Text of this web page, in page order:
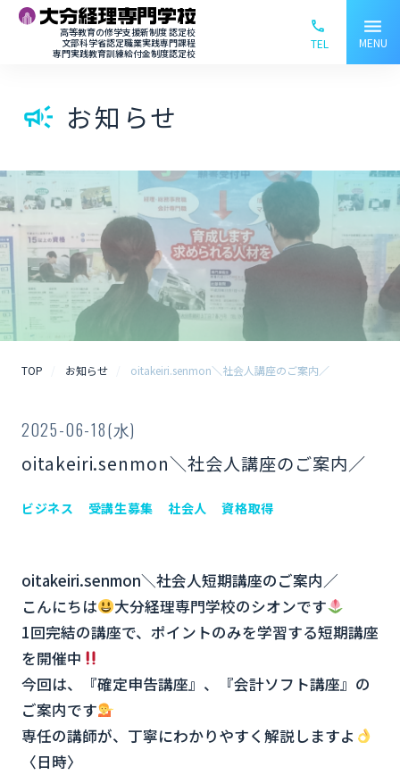
高等教育の修学支援新制度 認定校
文部科学省認定職業実践専門課程
専門実践教育訓練給付金制度認定校
TEL
menu
MENU
campaign お知らせ
TOP お知らせ oitakeiri.senmon＼社会人講座のご案内／
2025-06-18(水)
oitakeiri.senmon＼社会人講座のご案内／
ビジネス 受講生募集 社会人 資格取得
oitakeiri.senmon＼社会人短期講座のご案内／
こんにちは
大分経理専門学校のシオンです
1回完結の講座で、ポイントのみを学習する短期講座
を開催中
今回は、『確定申告講座』、『会計ソフト講座』の
ご案内です
専任の講師が、丁寧にわかりやすく解説しますよ
〈日時〉